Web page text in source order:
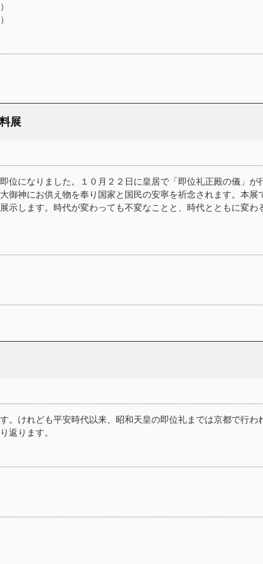
展
位になりました。１０月２２日に皇居で「即位礼正殿の儀」
御神にお供え物を奉り国家と国民の安寧を祈念されます。本展
示します。時代が変わっても不変なことと、時代とともに変わ
けれども平安時代以来、昭和天皇の即位礼までは京都で行わ
返ります。